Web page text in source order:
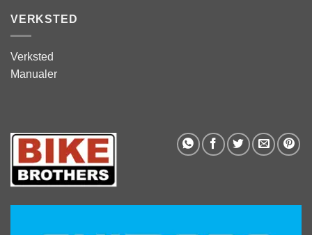
VERKSTED
Verksted
Manualer